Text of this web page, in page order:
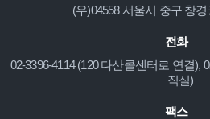
(우)04558 서울시 중구 창
전화
02-3396-4114 (120 다산콜센터로 연결),
직실)
팩스